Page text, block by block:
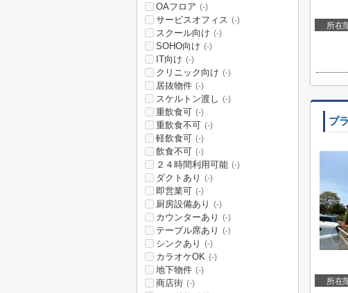
所在
プ
所在
OAフロア (-)
サービスオフィス (-)
スクール向け (-)
SOHO向け (-)
IT向け (-)
クリニック向け (-)
居抜物件 (-)
スケルトン渡し (-)
重飲食可 (-)
重飲食不可 (-)
軽飲食可 (-)
飲食不可 (-)
２４時間利用可能 (-)
ダクトあり (-)
即営業可 (-)
厨房設備あり (-)
カウンターあり (-)
テーブル席あり (-)
シンクあり (-)
カラオケOK (-)
地下物件 (-)
商店街 (-)